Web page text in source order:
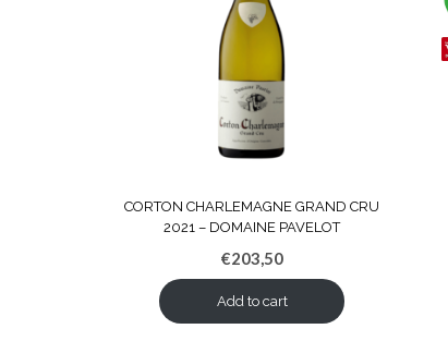
CORTON CHARLEMAGNE GRAND CRU
2021 – DOMAINE PAVELOT
€203,50
Add to cart